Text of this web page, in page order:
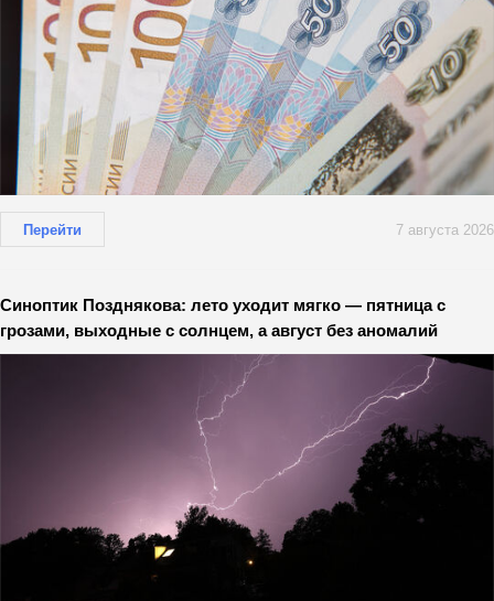
Перейти 7 августа 2026
Синоптик Позднякова: лето уходит мягко — пятница с
грозами, выходные с солнцем, а август без аномалий